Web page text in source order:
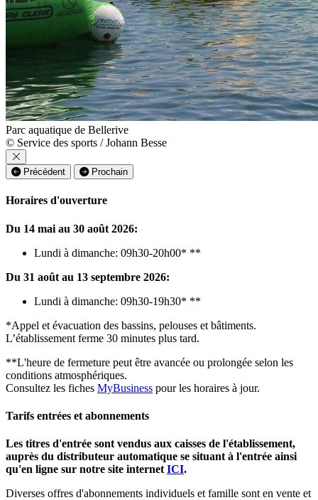
Parc aquatique de Bellerive
© Service des sports / Johann Besse
Précédent Prochain
Horaires d'ouverture
Du 14 mai au 30 août 2026:
Lundi à dimanche: 09h30-20h00* **
Du 31 août au 13 septembre 2026:
Lundi à dimanche: 09h30-19h30* **
*Appel et évacuation des bassins, pelouses et bâtiments.
L’établissement ferme 30 minutes plus tard.
**L'heure de fermeture peut être avancée ou prolongée selon les
conditions atmosphériques.
Consultez les fiches MyBusiness pour les horaires à jour.
Tarifs entrées et abonnements
Les titres d'entrée sont vendus aux caisses de l'établissement,
auprès du distributeur automatique se situant à l'entrée ainsi
qu'en ligne sur notre site internet ICI.
Diverses offres d'abonnements individuels et famille sont en vente et